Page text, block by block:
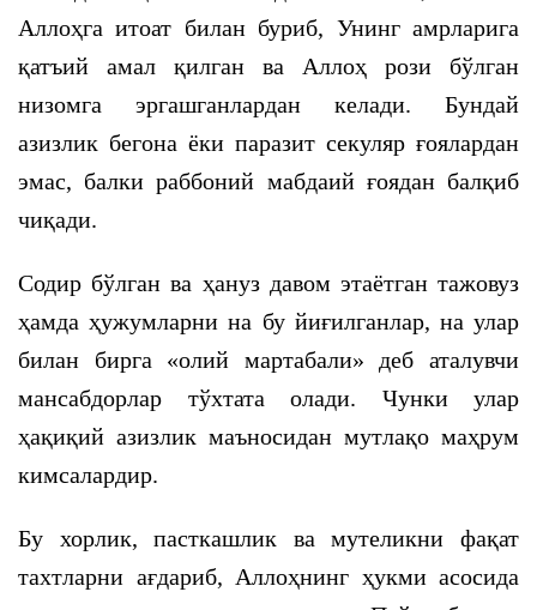
Аллоҳга итоат билан буриб, Унинг амрларига
қатъий амал қилган ва Аллоҳ рози бўлган
низомга эргашганлардан келади. Бундай
азизлик бегона ёки паразит секуляр ғоялардан
эмас, балки раббоний мабдаий ғоядан балқиб
чиқади.
Содир бўлган ва ҳануз давом этаётган тажовуз
ҳамда ҳужумларни на бу йиғилганлар, на улар
билан бирга «олий мартабали» деб аталувчи
мансабдорлар тўхтата олади. Чунки улар
ҳақиқий азизлик маъносидан мутлақо маҳрум
кимсалардир.
Бу хорлик, пасткашлик ва мутеликни фақат
тахтларни ағдариб, Аллоҳнинг ҳукми асосида